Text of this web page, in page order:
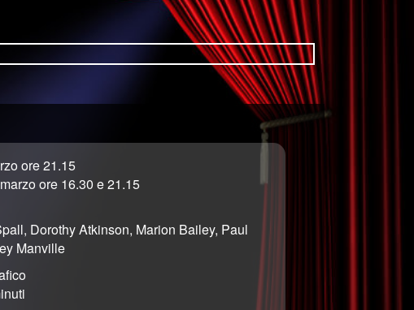
ore 21.15
ore 16.30 e 21.15
Dorothy Atkinson, Marion Bailey, Paul
Manville